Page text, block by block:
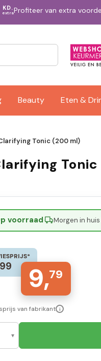
KD.
extraProfiteer van extra
Beauty Eten &
Tonic (200 ml)
voorraad· Morgen in
9,79
van fabrikant i